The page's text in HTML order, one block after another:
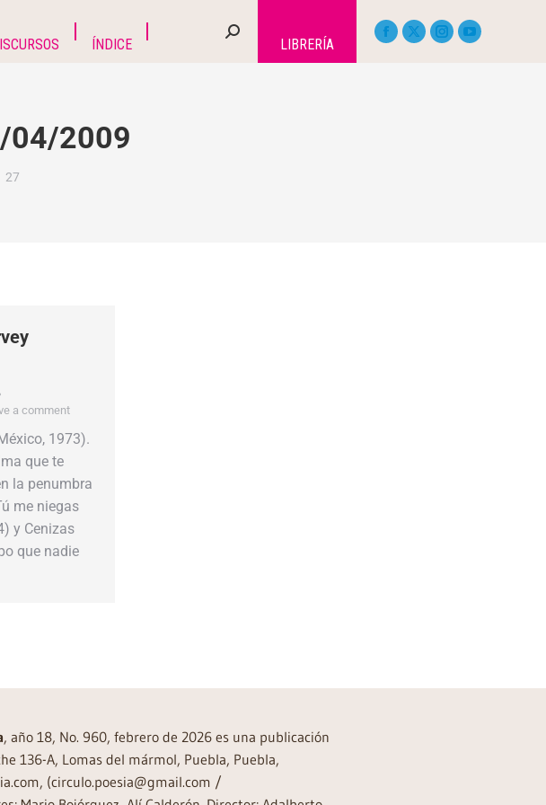
ÍNDICE LIBRERÍA
04/2009
27
a comment
1973).
que te
la penumbra
me niegas
y Cenizas
que nadie
, año 18, No. 960, febrero de 2026 es una publicación
136-A, Lomas del mármol, Puebla, Puebla,
(circulo.poesia@gmail.com /